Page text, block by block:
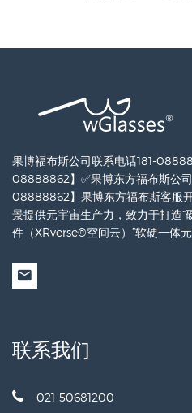
果博福布斯公司联系电话181-
08888862】✅果博东方福布斯公
08888862】果博东方福布斯客服
景提供元宇宙生产力，致力于打造
件（XRverse®空间云）”软硬一体
联系我们
021-50681200